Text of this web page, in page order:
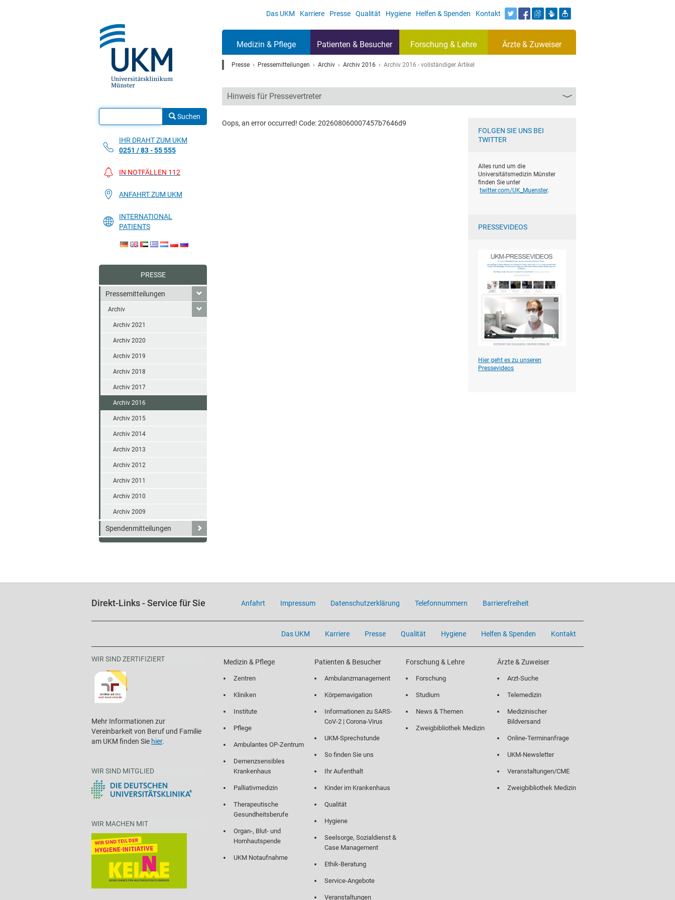
Suchen
IHR DRAHT ZUM UKM
0251 / 83 - 55 555
IN NOTFÄLLEN 112
ANFAHRT ZUM UKM
INTERNATIONAL
PATIENTS
PRESSE
Pressemitteilungen
Archiv
Archiv 2021
Archiv 2020
Archiv 2019
Archiv 2018
Archiv 2017
Archiv 2016
Archiv 2015
Archiv 2014
Archiv 2013
Archiv 2012
Archiv 2011
Archiv 2010
Archiv 2009
Spendenmitteilungen
Das UKM Karriere Presse Qualität Hygiene Helfen & Spenden Kontakt
Medizin & Pflege Patienten & Besucher Forschung & Lehre Ärzte & Zuweiser
Presse Pressemitteilungen Archiv Archiv 2016 Archiv 2016 - vollständiger Artikel
Hinweis für Pressevertreter
Oops, an error occurred! Code: 202608060007457b7646d9
FOLGEN SIE UNS BEI
TWITTER
Alles rund um die
Universitätsmedizin Münster
finden Sie unter
twitter.com/UK_Muenster.
PRESSEVIDEOS
Hier geht es zu unseren
Pressevideos
Direkt-Links - Service für Sie Anfahrt Impressum Datenschutzerklärung Telefonnummern Barrierefreiheit
Das UKM Karriere Presse Qualität Hygiene Helfen & Spenden Kontakt
WIR SIND ZERTIFIZIERT
Mehr Informationen zur
Vereinbarkeit von Beruf und Familie
am UKM finden Sie hier.
WIR SIND MITGLIED
WIR MACHEN MIT
Medizin & Pflege
Zentren
Kliniken
Institute
Pflege
Ambulantes OP-Zentrum
Demenzsensibles
Krankenhaus
Palliativmedizin
Therapeutische
Gesundheitsberufe
Organ-, Blut- und
Hornhautspende
UKM Notaufnahme
Patienten & Besucher
Ambulanzmanagement
Körpernavigation
Informationen zu SARS-
CoV-2 | Corona-Virus
UKM-Sprechstunde
So finden Sie uns
Ihr Aufenthalt
Kinder im Krankenhaus
Qualität
Hygiene
Seelsorge, Sozialdienst &
Case Management
Ethik-Beratung
Service-Angebote
Veranstaltungen
Forschung & Lehre
Forschung
Studium
News & Themen
Zweigbibliothek Medizin
Ärzte & Zuweiser
Arzt-Suche
Telemedizin
Medizinischer
Bildversand
Online-Terminanfrage
UKM-Newsletter
Veranstaltungen/CME
Zweigbibliothek Medizin